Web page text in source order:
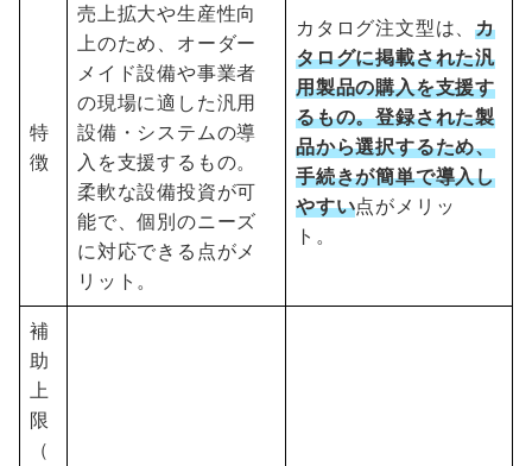
特
徴
売上拡大や生産性向
上のため、オーダー
メイド設備や事業者
の現場に適した汎用
設備・システムの導
入を支援するもの。
柔軟な設備投資が可
能で、個別のニーズ
に対応できる点がメ
リット。
カタログ注文型は、カ
タログに掲載された汎
用製品の購入を支援す
るもの。登録された製
品から選択するため、
手続きが簡単で導入し
やすい点がメリッ
ト。
補
助
上
限
（